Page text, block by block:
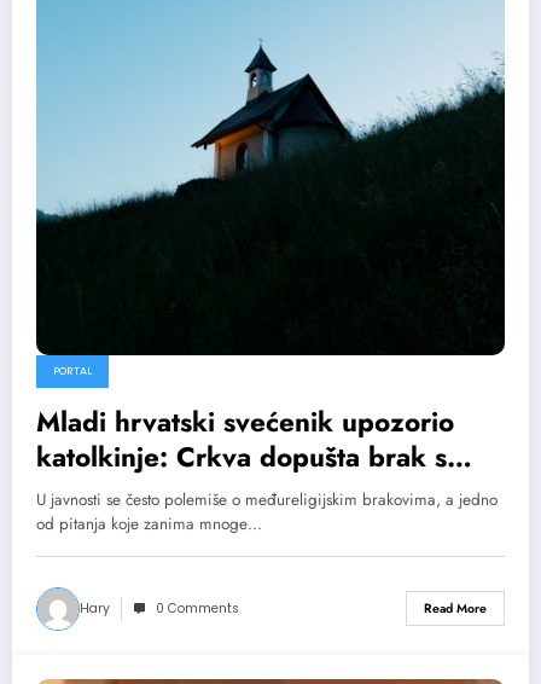
PORTAL
Mladi hrvatski svećenik upozorio
katolkinje: Crkva dopušta brak s
muslimanom, ali pod jednim važnim
uslovom
U javnosti se često polemiše o međureligijskim brakovima, a jedno
od pitanja koje zanima mnoge…
Hary 0 Comments Read More